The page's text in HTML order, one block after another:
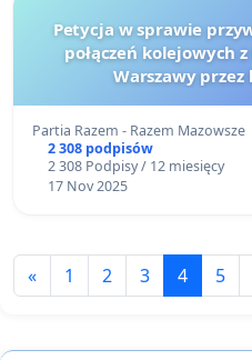
Petycja w sprawie
połączeń kolejowych
Warszawy
Partia Razem - Razem Mazowsze
2 308 podpisów
2 308 Podpisy / 12 miesięcy
17 Nov 2025
« 1 2 3 4 5